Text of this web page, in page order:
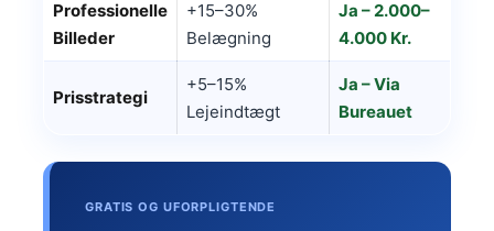
Professionelle
Billeder
+15–30%
Belægning
Ja – 2.000–
4.000 Kr.
Prisstrategi
+5–15%
Lejeindtægt
Ja – Via
Bureauet
GRATIS OG UFORPLIGTENDE